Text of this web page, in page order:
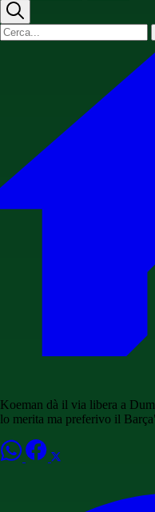
Koeman dà il via libera a
lo merita ma preferivo il